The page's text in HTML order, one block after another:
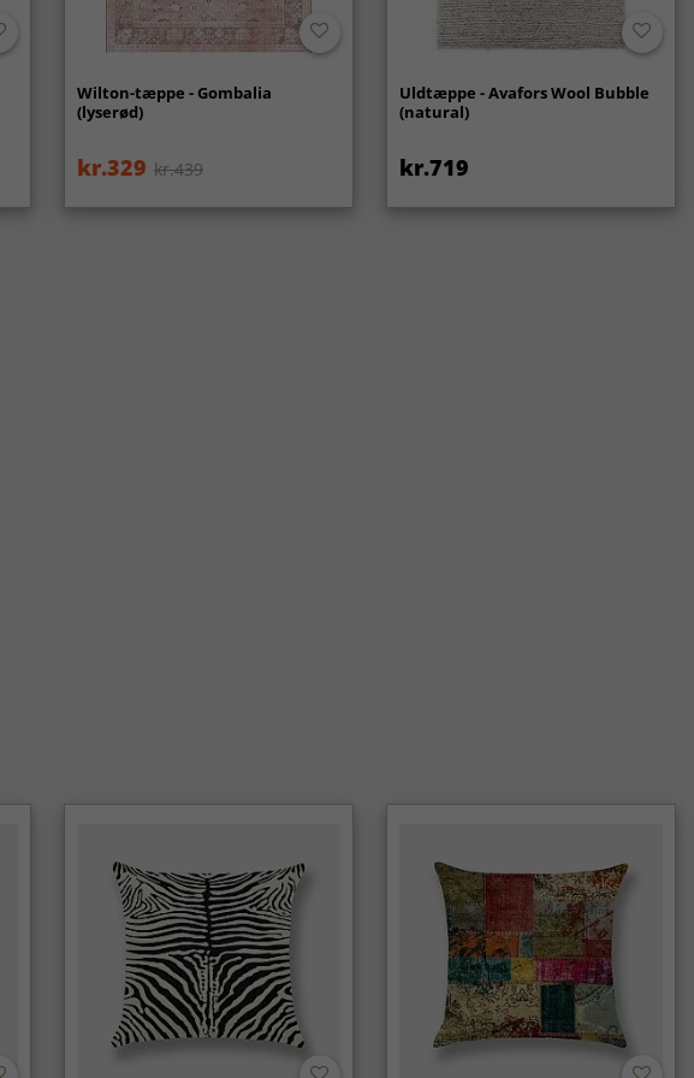
Wilton-tæppe - Gombalia
(lyserød)
kr.329 kr.439
Uldtæppe - Avafors Wool Bubble
(natural)
kr.719